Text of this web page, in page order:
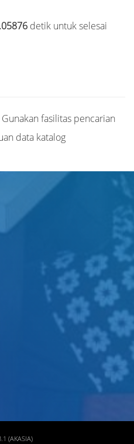
detik untuk selesai
fasilitas pencarian
data katalog
(AKASIA)